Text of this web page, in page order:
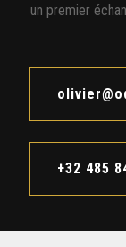
un premier
+32 485